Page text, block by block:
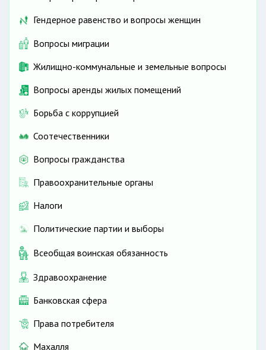
Гендерное равенство и вопросы женщин
Вопросы миграции
Жилищно-коммунальные и земельные вопросы
Вопросы аренды жилых помещений
Борьба с коррупцией
Соотечественники
Вопросы гражданства
Правоохранительные органы
Налоги
Политические партии и выборы
Всеобщая воинская обязанность
Здравоохранение
Банковская сфера
Права потребителя
Махалля